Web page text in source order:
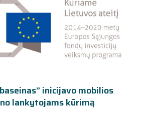
inicijavo mobilios
lankytojams kūrimą